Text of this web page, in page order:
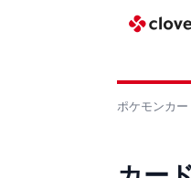
ポケモンカー